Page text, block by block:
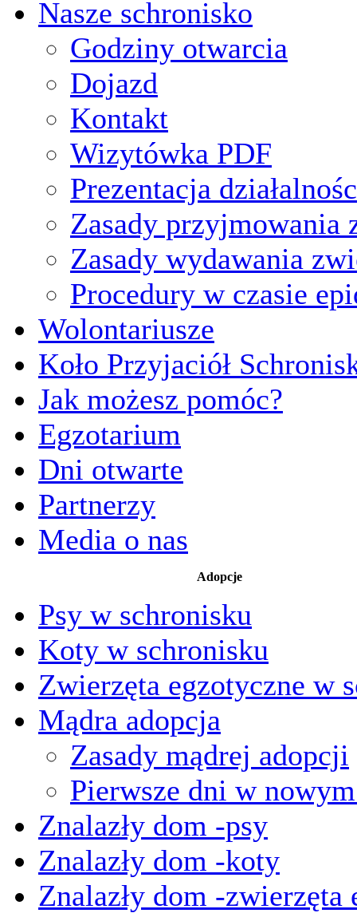
Nasze schronisko
Godziny otwarcia
Dojazd
Kontakt
Wizytówka PDF
Prezentacja
Zasady przyjmowania
Zasady wydawania
Procedury w czasie
Wolontariusze
Koło Przyjaciół
Jak możesz pomóc?
Egzotarium
Dni otwarte
Partnerzy
Media o nas
Adopcje
Psy w schronisku
Koty w schronisku
Zwierzęta egzotyczne w
Mądra adopcja
Zasady mądrej adopcji
Pierwsze dni w
Znalazły dom -psy
Znalazły dom -koty
Znalazły dom -zwierzęta